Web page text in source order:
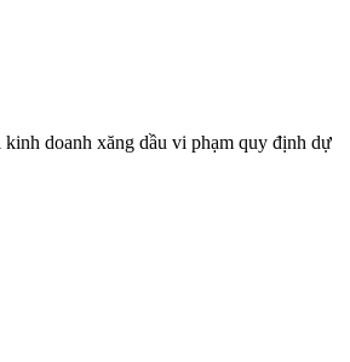
doanh xăng dầu vi phạm quy định dự